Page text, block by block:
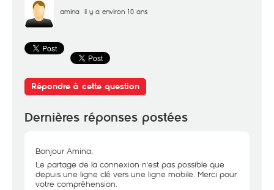
amina il y a environ 10 ans
Répondre à cette question
Dernières réponses postées
Bonjour Amina,
Le partage de la connexion n'est pas possible que
depuis une ligne clé vers une ligne mobile. Merci pour
votre compréhension.